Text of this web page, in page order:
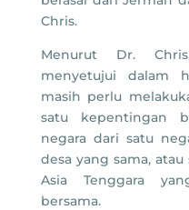
Chris.
Menurut Dr.
menyetujui dalam
masih perlu
satu kepentingan
negara dari satu
desa yang sama,
Asia Tenggara
bersama.